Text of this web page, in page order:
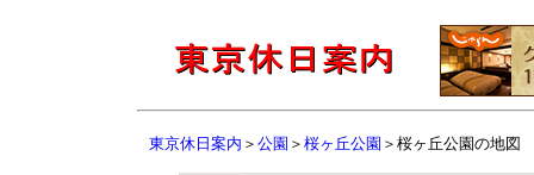
東京休日案内 ＞ 公園 ＞ 桜ヶ丘公園 ＞桜ヶ丘公園の地図